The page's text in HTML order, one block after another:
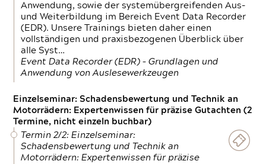
Anwendung, sowie der systemübergreifenden Aus-
und Weiterbildung im Bereich Event Data Recorder
(EDR). Unsere Trainings bieten daher einen
vollständigen und praxisbezogenen Überblick über
alle Syst…
Event Data Recorder (EDR) – Grundlagen und
Anwendung von Auslesewerkzeugen
Einzelseminar: Schadensbewertung und Technik an
Motorrädern: Expertenwissen für präzise Gutachten (2
Termine, nicht einzeln buchbar)
Termin 2/2: Einzelseminar:
Schadensbewertung und Technik an
Motorrädern: Expertenwissen für präzise